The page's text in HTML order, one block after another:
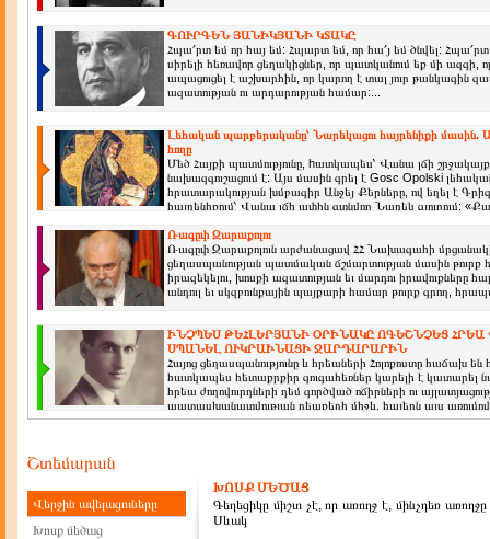
ԳՈՒՐԳԵՆ ՅԱՆԻԿՅԱՆԻ ԿՏԱԿԸ
Հպա՛րտ եմ որ հայ եմ: Հպարտ եմ, որ հա՛յ եմ ծնվել: Հպա՛րտ
սիրելի հեռավոր ցեղակիցներ, որ պատկանում եք մի ազգի,
ապացուցել է աշխարհին, որ կարող է տալ յուր թանկագին
ազատության ու արդարության համար:...
Լեհական պարբերականը՝ Նարեկացու հայրենիքի մասին.
հողը
Մեծ Հայքի պատմությունը, hատկապես՝ Վանա լճի
նախազգուշացում է: Այս մասին գրել է Gosc Opolski
հրատարակության խմբագիր Անջեյ Քերները, ով եղել է
հայրենիքում՝ Վանա լճի ափին գտնվող Նարեկ գյուղում:
Ռագըփ Զարաքոլու
Ռագըփ Զարաքոլուն արժանացավ ՀՀ Նախագահի
ցեղասպանության պատմական ճշմարտության մասին թուրք
իրազեկելու, խոսքի ազատության եւ մարդու իրավուքները
անդուլ եւ սկզբունքային պայքարի համար թուրք գրող,
ԻՆՉՊԵՍ ԹԵՀԼԵՐՅԱՆԻ ՕՐԻՆԱԿԸ ՈԳԵՇՆՉԵՑ
ՍՊԱՆԵԼ ՈՒԿՐԱԻՆԱՑԻ ՋԱՐԴԱՐԱՐԻՆ
Հայոց ցեղասպանությունը և հրեաների Հոլոքոստը հաճախ
հատկապես հետաքրքիր զուգահեռներ կարելի է կատարել
հրեա ժողովուրդների դեմ գործված ոճիրների ու
պատասխանատվության դեպքերի միջև. հայերն այս
Շտեմարան
Վերջին ավելացուները
Խոսք մեծաց
ԽՈՍՔ ՄԵԾԱՑ
Գեղեցիկը միշտ չէ, որ առողջ է, մինչդեռ
Սևակ